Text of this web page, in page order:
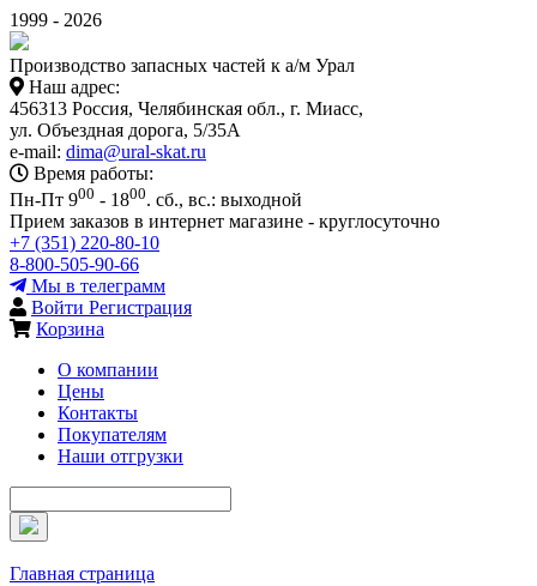
1999 - 2026
Производство запасных частей к а/м Урал
Наш адрес:
456313 Россия, Челябинская обл., г. Миасс,
ул. Объездная дорога, 5/35А
e-mail: dima@ural-skat.ru
Время работы:
Пн-Пт 900 - 1800. сб., вс.: выходной
Прием заказов в интернет магазине - круглосуточно
+7 (351) 220-80-10
8-800-505-90-66
Мы в телеграмм
Войти Регистрация
Корзина
О компании
Цены
Контакты
Покупателям
Наши отгрузки
Главная страница